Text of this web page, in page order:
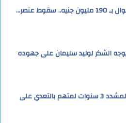
سقوط عنصر…
الشكر لوليد سليمان على جهوده
السجن المشدد 3 سنوات لمتهم بالتعدي على